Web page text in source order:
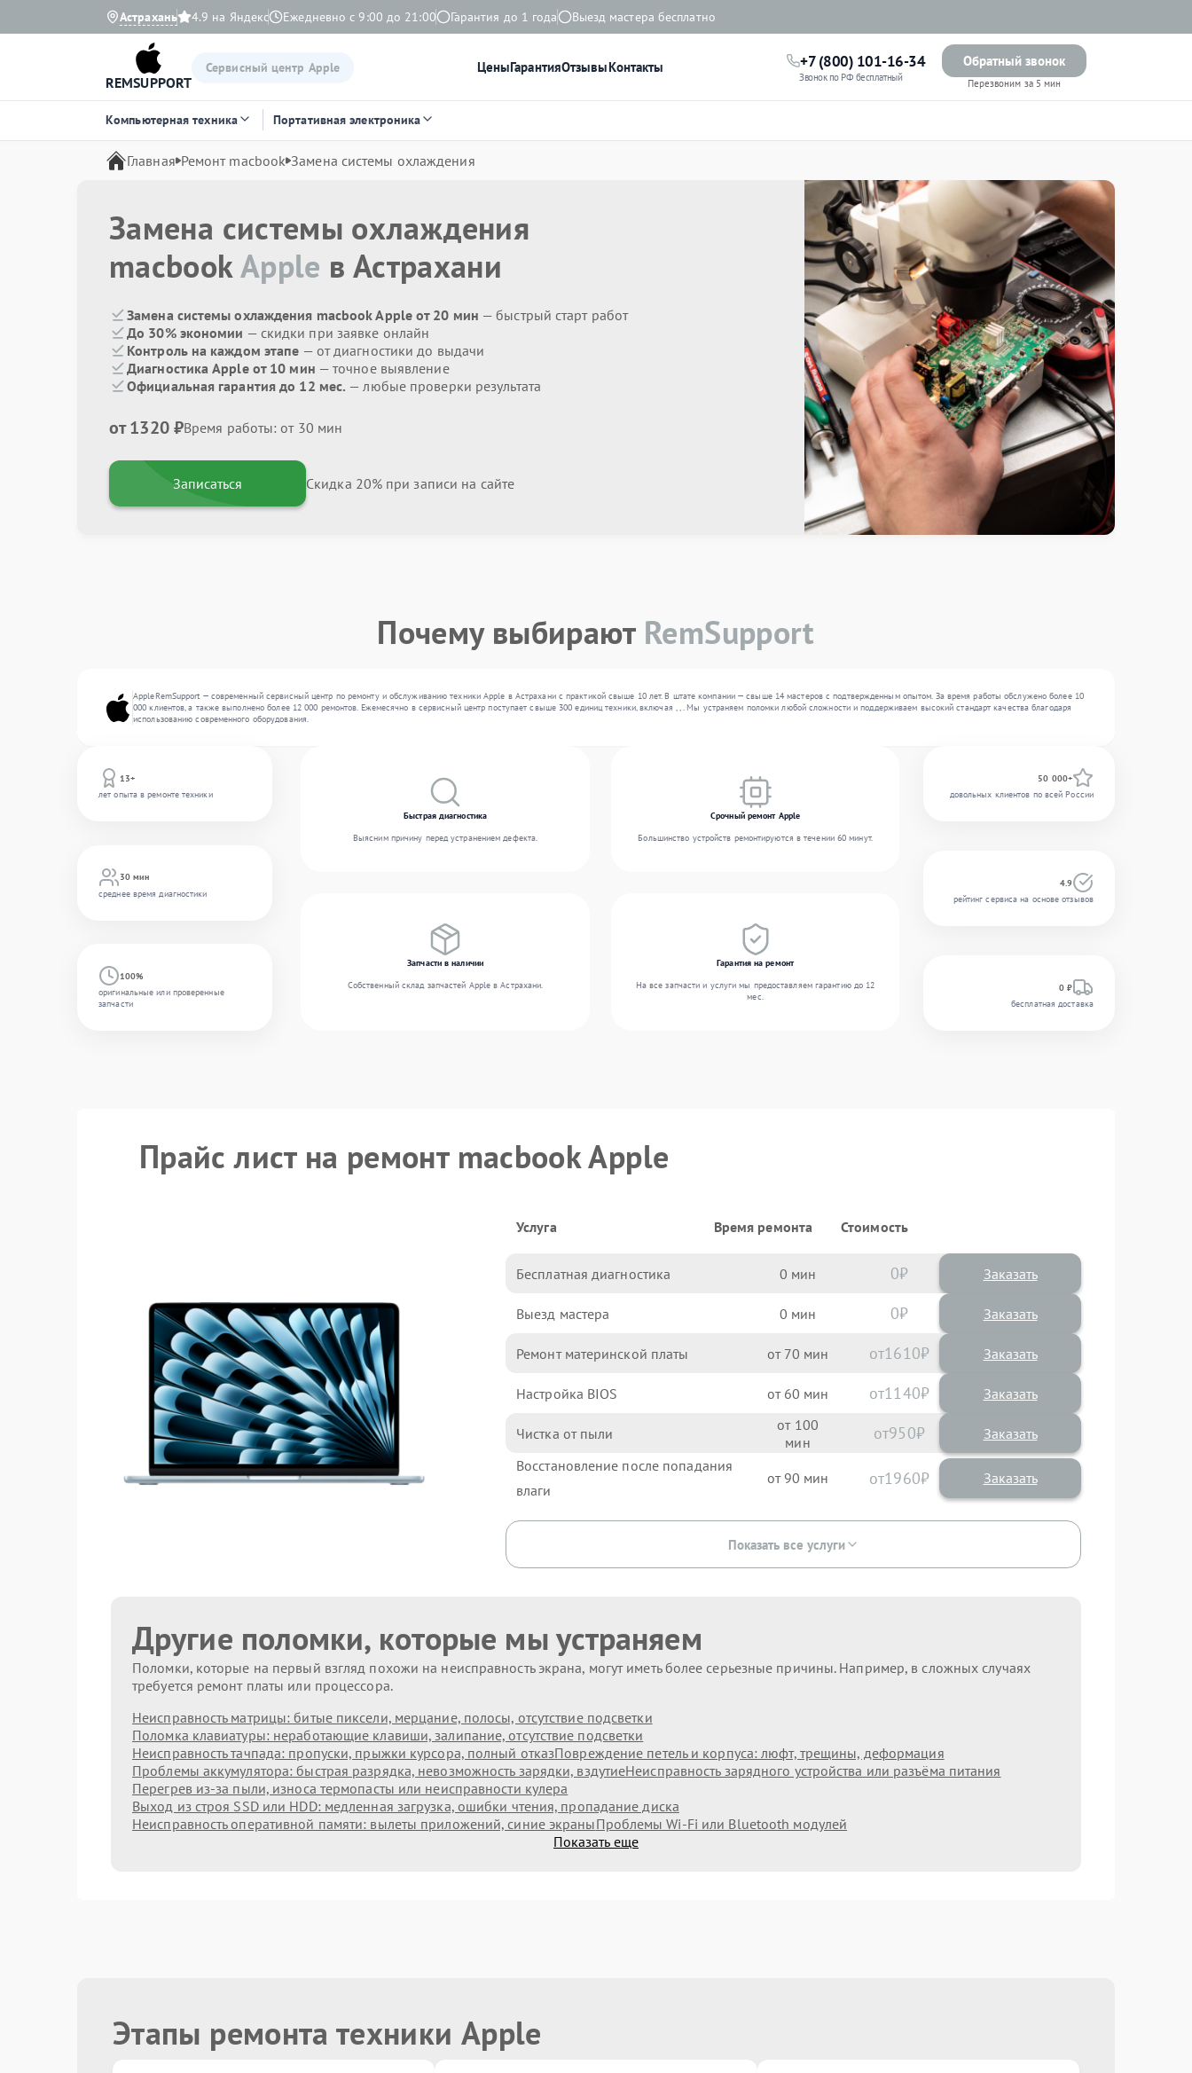
Астрахань 4.9 на Яндекс Ежедневно с 9:00 до 21:00 Гарантия до 1 года Выезд мастера бесплатно
REMSUPPORT
Сервисный центр Apple ЦеныГарантияОтзывыКонтакты +7 (800) 101-16-34
Звонок по РФ бесплатный
Обратный звонок
Перезвоним за 5 мин
Компьютерная техника Портативная электроника
Главная Ремонт macbook Замена системы охлаждения
Замена системы охлаждения
macbookApple в Астрахани
Замена системы охлаждения macbook Apple от 20 мин — быстрый старт работ
До 30% экономии — скидки при заявке онлайн
Контроль на каждом этапе — от диагностики до выдачи
Диагностика Apple от 10 мин — точное выявление
Официальная гарантия до 12 мес. — любые проверки результата
от 1320 ₽Время работы: от 30 мин
Записаться Скидка 20% при записи на сайте
Почему выбирают RemSupport
AppleRemSupport — современный сервисный центр по ремонту и обслуживанию техники Apple в Астрахани с практикой свыше 10 лет. В штате компании — свыше 14 мастеров с подтвержденным опытом. За время работы обслужено более 10
000 клиентов, а также выполнено более 12 000 ремонтов. Ежемесячно в сервисный центр поступает свыше 300 единиц техники, включая , , . Мы устраняем поломки любой сложности и поддерживаем высокий стандарт качества благодаря
использованию современного оборудования.
13+
лет опыта в ремонте техники
30 мин
среднее время диагностики
100%
оригинальные или проверенные
запчасти
Быстрая диагностика
Выясним причину перед устранением дефекта.
Срочный ремонт Apple
Большинство устройств ремонтируются в течении 60 минут.
Запчасти в наличии
Собственный склад запчастей Apple в Астрахани.
Гарантия на ремонт
На все запчасти и услуги мы предоставляем гарантию до 12
мес.
50 000+
довольных клиентов по всей России
4.9
рейтинг сервиса на основе отзывов
0 ₽
бесплатная доставка
Прайс лист на ремонт macbook Apple
Услуга Время ремонта Стоимость
Бесплатная диагностика 0 0 Заказать
Выезд мастера 0 0 Заказать
Ремонт материнской платы 70 1610
Настройка BIOS 60 1140
Чистка от пыли 100 950
Восстановление после попадания
влаги
90 1960
Показать все услуги
Другие поломки, которые мы устраняем
Поломки, которые на первый взгляд похожи на неисправность экрана, могут иметь более серьезные причины. Например, в сложных случаях
требуется ремонт платы или процессора.
Неисправность матрицы: битые пиксели, мерцание, полосы, отсутствие подсветки
Поломка клавиатуры: неработающие клавиши, залипание, отсутствие подсветки
Неисправность тачпада: пропуски, прыжки курсора, полный отказПовреждение петель и корпуса: люфт, трещины, деформация
Проблемы аккумулятора: быстрая разрядка, невозможность зарядки, вздутиеНеисправность зарядного устройства или разъёма питания
Перегрев из‑за пыли, износа термопасты или неисправности кулера
Выход из строя SSD или HDD: медленная загрузка, ошибки чтения, пропадание диска
Неисправность оперативной памяти: вылеты приложений, синие экраныПроблемы Wi‑Fi или Bluetooth модулей
Показать еще
Этапы ремонта техники Apple